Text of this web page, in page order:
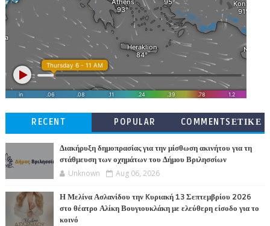
RECENT POPULAR
COMMENTSΕΤΙΚΕ
Διακήρυξη δημοπρασίας για την μίσθωση ακινήτου για τη
στάθμευση των οχημάτων του Δήμου Βριλησσίων
Unknown Aug 06, 2026
Η Μελίνα Ασλανίδου την Kυριακή 13 Σεπτεμβρίου 2026
στο θέατρο Αλίκη Βουγιουκλάκη με ελεύθερη είσοδο για το
κοινό